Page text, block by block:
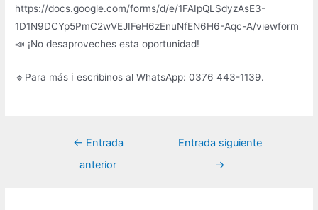
https://docs.google.com/forms/d/e/1FAIpQLSdyzAsE3-
1D1N9DCYp5PmC2wVEJIFeH6zEnuNfEN6H6-Aqc-A/viewform
📣 ¡No desaproveches esta oportunidad!
🔹Para más ℹ️ escribinos al WhatsApp: 0376 443-1139.
Navegación
← Entrada
anterior
Entrada siguiente
→